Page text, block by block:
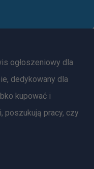
ogłoszeniowy dla
dedykowany dla
kupować i
poszukują pracy, czy